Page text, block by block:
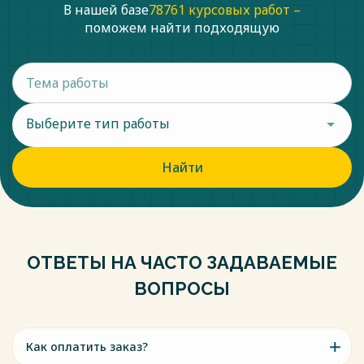
В нашей базе78761 курсовых работ –
поможем найти подходящую
Выберите тип работы
Найти
ОТВЕТЫ НА ЧАСТО ЗАДАВАЕМЫЕ
ВОПРОСЫ
Как оплатить заказ?